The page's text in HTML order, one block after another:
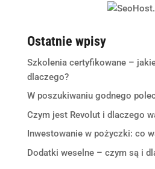
Ostatnie wpisy
Szkolenia certyfikowane –
dlaczego?
W poszukiwaniu godnego
Czym jest Revolut i dlaczego
Inwestowanie w pożyczki: co
Dodatki weselne – czym są i